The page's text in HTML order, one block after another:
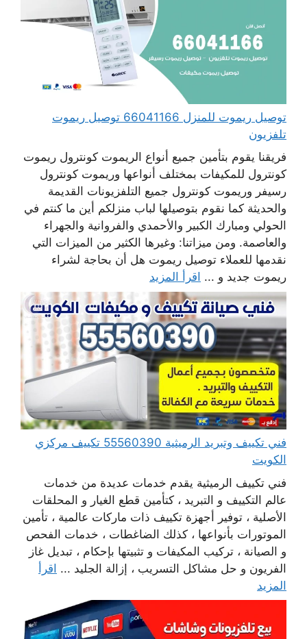
توصيل ريموت للمنزل 66041166 توصيل ريموت
تلفزيون
فريقنا يقوم بتأمين جميع أنواع الريموت كونترول ريموت
كونترول للمكيفات بمختلف أنواعها وريموت كونترول
رسيفر وريموت كونترول جميع التلفزيونات القديمة
والحديثة كما نقوم بتوصيلها لباب منزلكم أين ما كنتم في
الحولي ومبارك الكبير والأحمدي والفروانية والجهراء
والعاصمة. ومن ميزاتنا: وغيرها الكثير من الميزات التي
نقدمها للعملاء توصيل ريموت هل أن بحاجة لشراء
ريموت جديد و ... اقرأ المزيد
فني تكييف وتبريد الرميثية 55560390 تكييف مركزي
الكويت
فني تكييف الرميثية يقدم خدمات عديدة من خدمات
عالم التكييف و التبريد ، كتأمين قطع الغيار و المحلقات
الأصلية ، توفير أجهزة تكييف ذات ماركات عالمية ، تأمين
الموتورات بأنواعها ، كذلك الضاغطات ، خدمات الفحص
و الصيانة ، تركيب المكيفات و تثبيتها بإحكام ، تبديل غاز
الفريون و حل مشاكل التسريب ، إزالة الجليد ... اقرأ
المزيد